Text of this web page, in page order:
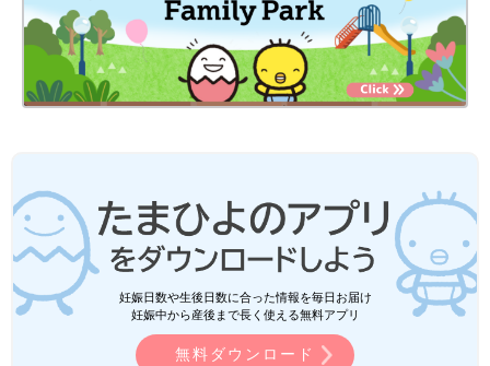
妊娠日数や生後日数に合った情報を毎日お届け
妊娠中から産後まで長く使える無料アプリ
無料ダウンロード